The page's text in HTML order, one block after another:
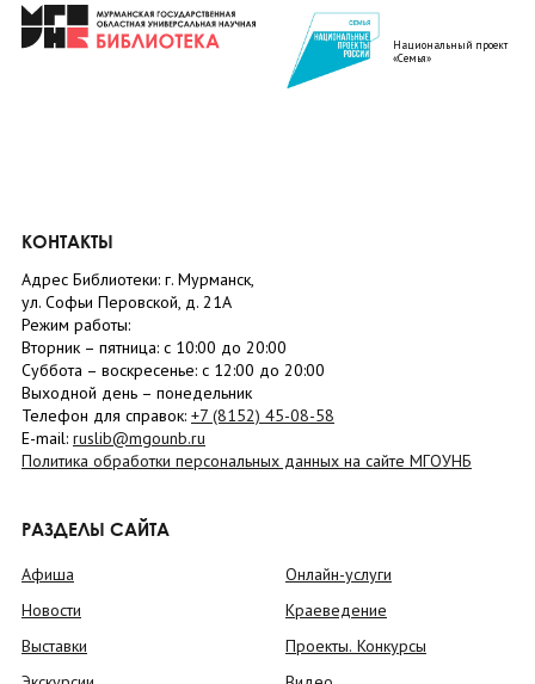
Национальный проект
«Семья»
КОНТАКТЫ
Адрес Библиотеки: г. Мурманск,
ул. Софьи Перовской, д. 21А
Режим работы:
Вторник – пятница: с 10:00 до 20:00
Суббота – воскресенье: c 12:00 до 20:00
Выходной день – понедельник
Телефон для справок: +7 (8152) 45-08-58
E-mail: ruslib@mgounb.ru
Политика обработки персональных данных на сайте МГОУНБ
РАЗДЕЛЫ САЙТА
Афиша
Новости
Выставки
Онлайн-услуги
Краеведение
Проекты. Конкурсы